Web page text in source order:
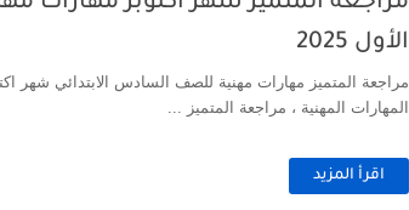
الأول 2025
المهارات المهنية ، مراجعة المتميز ...
اقرأ المزيد